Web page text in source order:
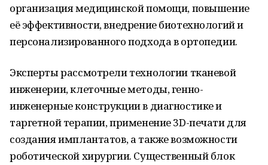
организация медицинской помощи, повышение
её эффективности, внедрение биотехнологий и
персонализированного подхода в ортопедии.
Эксперты рассмотрели технологии тканевой
инженерии, клеточные методы, генно-
инженерные конструкции в диагностике и
таргетной терапии, применение 3D-печати для
создания имплантатов, а также возможности
роботической хирургии. Существенный блок